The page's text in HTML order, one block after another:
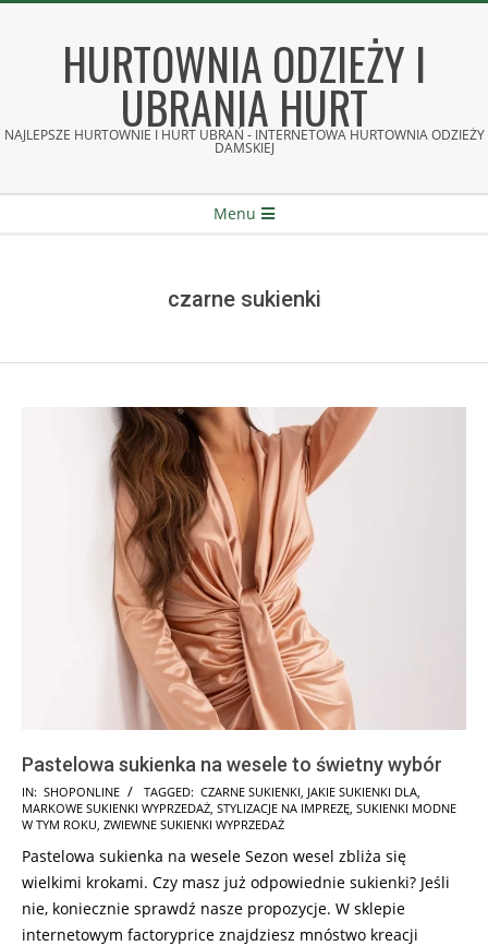
HURTOWNIA ODZIEŻY I
UBRANIA HURT
NAJLEPSZE HURTOWNIE I HURT UBRAŃ - INTERNETOWA HURTOWNIA ODZIEŻY
DAMSKIEJ
Menu
czarne sukienki
Pastelowa sukienka na wesele to świetny wybór
2025-
06-
IN: SHOPONLINE TAGGED: CZARNE SUKIENKI JAKIE SUKIENKI DLA
MARKOWE SUKIENKI WYPRZEDAŻ STYLIZACJE NA IMPREZĘ SUKIENKI MODNE
W TYM ROKU ZWIEWNE SUKIENKI WYPRZEDAŻ
Pastelowa sukienka na wesele Sezon wesel zbliża się
wielkimi krokami. Czy masz już odpowiednie sukienki? Jeśli
nie, koniecznie sprawdź nasze propozycje. W sklepie
internetowym factoryprice znajdziesz mnóstwo kreacji